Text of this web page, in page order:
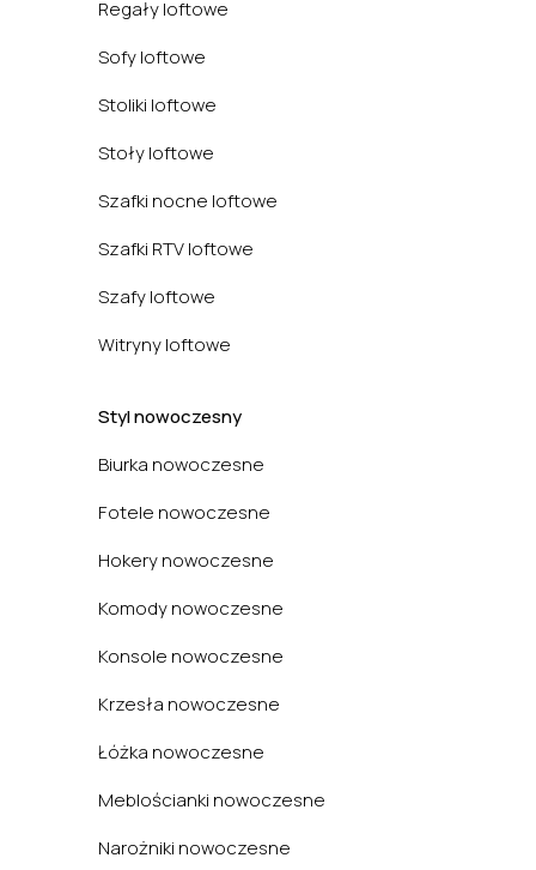
Regały loftowe
Sofy loftowe
Stoliki loftowe
Stoły loftowe
Szafki nocne loftowe
Szafki RTV loftowe
Szafy loftowe
Witryny loftowe
Styl nowoczesny
Biurka nowoczesne
Fotele nowoczesne
Hokery nowoczesne
Komody nowoczesne
Konsole nowoczesne
Krzesła nowoczesne
Łóżka nowoczesne
Meblościanki nowoczesne
Narożniki nowoczesne